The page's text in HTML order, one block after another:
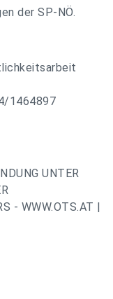
der SP-NÖ.
1464897
UNTER
- WWW.OTS.AT |